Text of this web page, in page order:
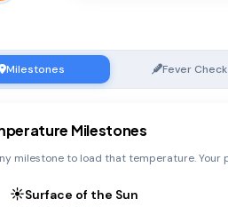
Milestones Fever Check
Milestones
milestone to load that temperature. Your
☀️Surface of the Sun